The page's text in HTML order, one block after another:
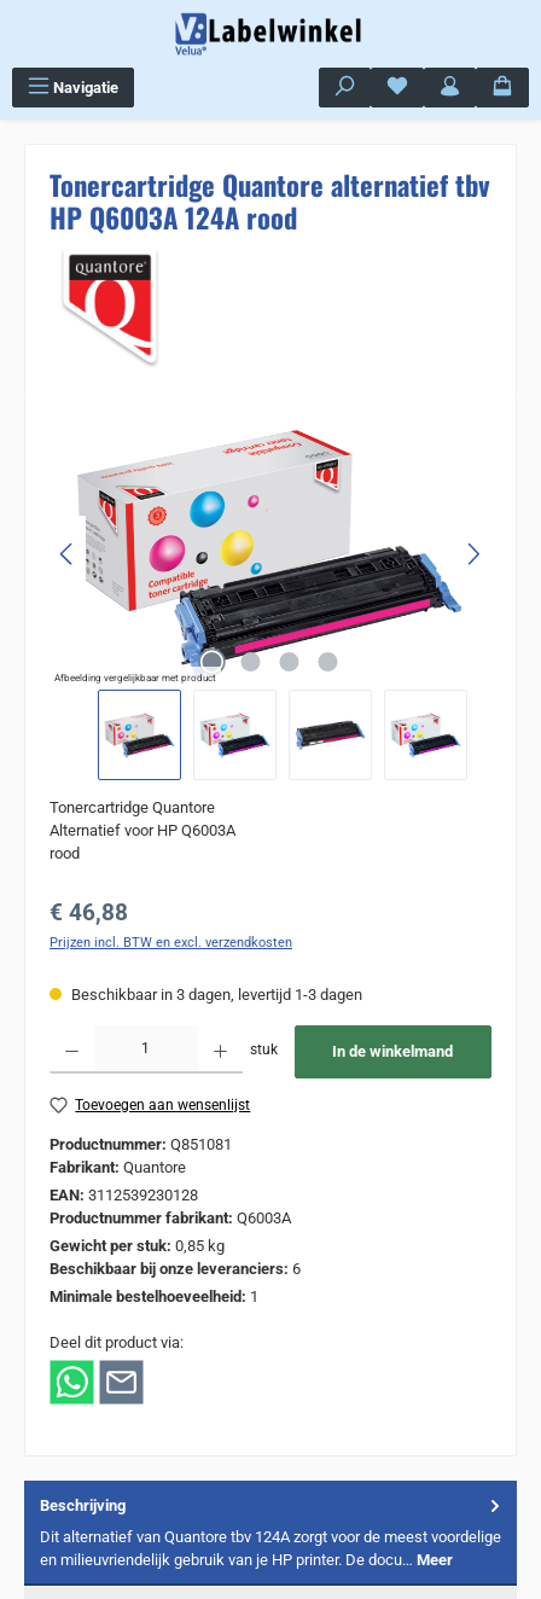
Navigatie Je hebt 0 items op
Tonercartridge Quantore alternatief tbv
HP Q6003A 124A rood
Afbeelding vergelijkbaar met product
Tonercartridge Quantore
Alternatief voor HP Q6003A
rood
Normale prijs:
€ 46,88
Prijzen incl. BTW en excl. verzendkosten
Beschikbaar in 3 dagen, levertijd 1-3 dagen
stuk In de winkelmand
Toevoegen aan wensenlijst
Productnummer: Q851081
Fabrikant: Quantore
EAN: 3112539230128
Productnummer fabrikant: Q6003A
Gewicht per stuk: 0,85 kg
Beschikbaar bij onze leveranciers: 6
Minimale bestelhoeveelheid: 1
Deel dit product via:
Beschrijving
Dit alternatief van Quantore tbv 124A zorgt voor de meest voordelige
en milieuvriendelijk gebruik van je HP printer. De docu… Meer